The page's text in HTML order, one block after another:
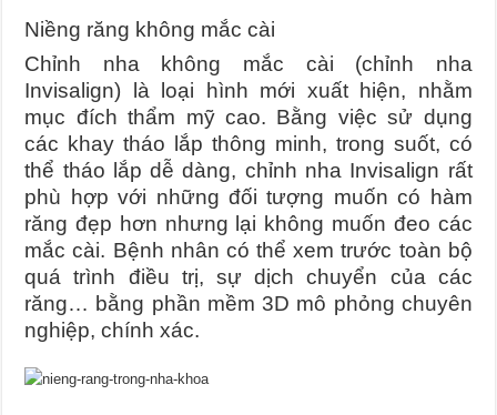
Niềng răng không mắc cài
Chỉnh nha không mắc cài (chỉnh nha
Invisalign) là loại hình mới xuất hiện, nhằm
mục đích thẩm mỹ cao. Bằng việc sử dụng
các khay tháo lắp thông minh, trong suốt, có
thể tháo lắp dễ dàng, chỉnh nha Invisalign rất
phù hợp với những đối tượng muốn có hàm
răng đẹp hơn nhưng lại không muốn đeo các
mắc cài. Bệnh nhân có thể xem trước toàn bộ
quá trình điều trị, sự dịch chuyển của các
răng… bằng phần mềm 3D mô phỏng chuyên
nghiệp, chính xác.